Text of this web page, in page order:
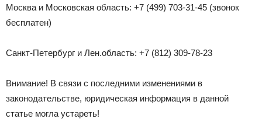
Москва и Московская область: +7 (499) 703-31-45 (звонок
бесплатен)
Санкт-Петербург и Лен.область: +7 (812) 309-78-23
Внимание! В связи с последними изменениями в
законодательстве, юридическая информация в данной
статье могла устареть!